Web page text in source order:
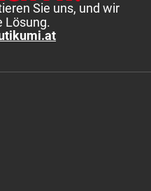
Sie uns, und wir
Lösung.